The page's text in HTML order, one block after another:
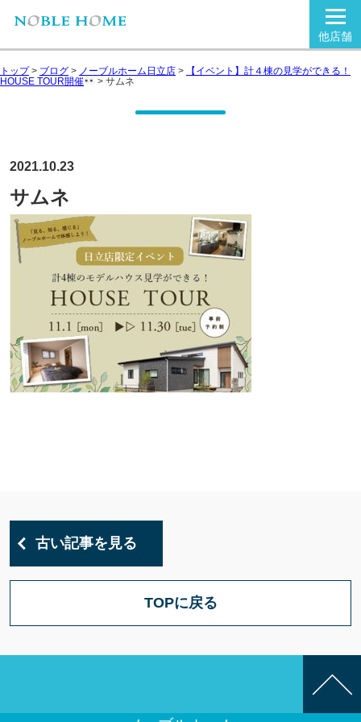
他店舗
トップ> ブログ > ノーブルホーム日立店 >
【イベント】計４棟の見学ができる！
HOUSE TOUR開催
> サムネ
2021.10.23
サムネ
古い記事を見る
TOPに戻る